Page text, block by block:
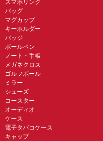
スマホリング
バッグ
マグカップ
キーホルダー
バッジ
ボールペン
ノート・手帳
メガネクロス
ゴルフボール
ミラー
シューズ
コースター
オーディオ
ケース
電子タバコケース
キャップ